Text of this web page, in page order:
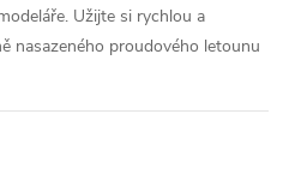
Užijte si rychlou a
nasazeného proudového letounu